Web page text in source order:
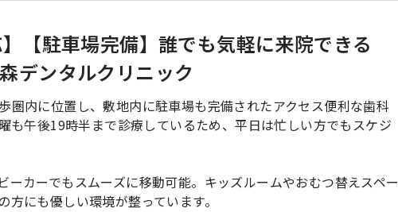
【駐車場完備】誰でも気軽に来院できる
デンタルクリニック
圏内に位置し、敷地内に駐車場も完備されたアクセス便利な歯科
も午後19時半まで診療しているため、平日は忙しい方でもスケジ
ーカーでもスムーズに移動可能。キッズルームやおむつ替えスペー
にも優しい環境が整っています。